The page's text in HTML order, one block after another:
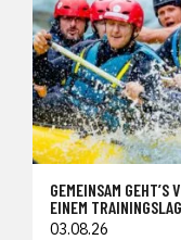
GEMEINSAM GEHT’S
EINEM
03.08.26